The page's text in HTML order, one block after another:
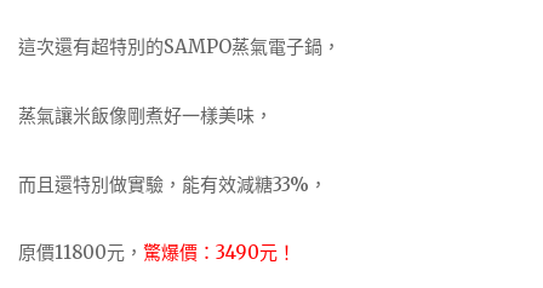
這次還有超特別的SAMPO蒸氣電子鍋，
蒸氣讓米飯像剛煮好一樣美味，
而且還特別做實驗，能有效減糖33%，
原價11800元， 驚爆價：3490元！